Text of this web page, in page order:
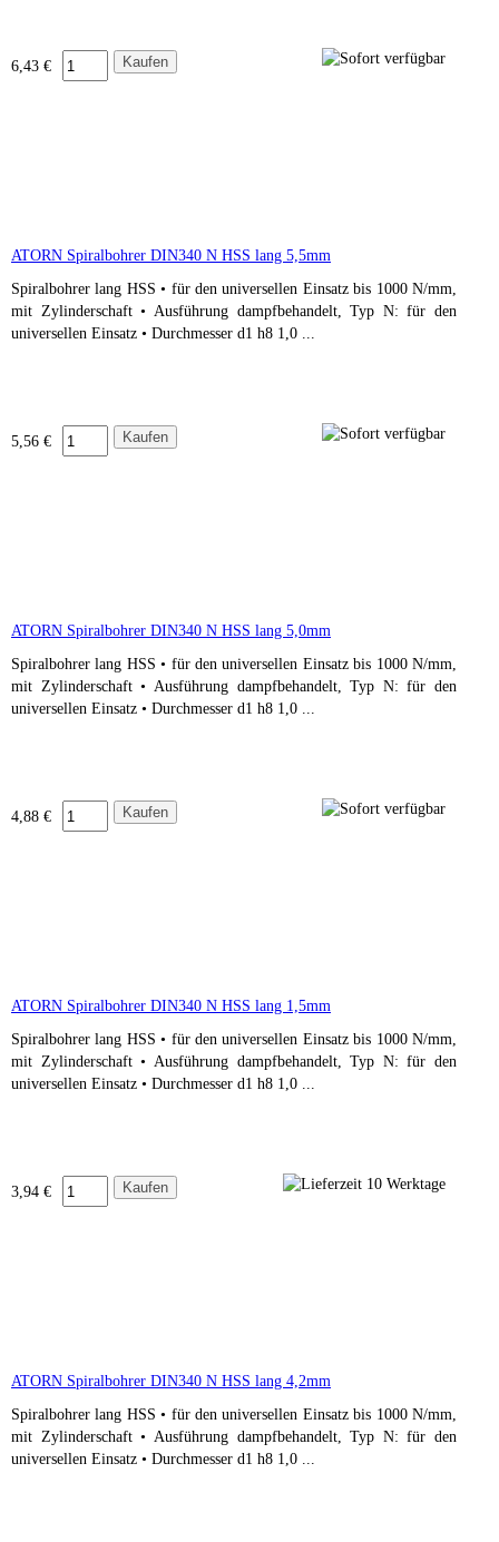
6,43 €
ATORN Spiralbohrer DIN340 N HSS lang 5,5mm
Spiralbohrer lang HSS • für den universellen Einsatz bis 1000 N/mm,
mit Zylinderschaft • Ausführung dampfbehandelt, Typ N: für den
universellen Einsatz • Durchmesser d1 h8 1,0 ...
5,56 €
ATORN Spiralbohrer DIN340 N HSS lang 5,0mm
Spiralbohrer lang HSS • für den universellen Einsatz bis 1000 N/mm,
mit Zylinderschaft • Ausführung dampfbehandelt, Typ N: für den
universellen Einsatz • Durchmesser d1 h8 1,0 ...
4,88 €
ATORN Spiralbohrer DIN340 N HSS lang 1,5mm
Spiralbohrer lang HSS • für den universellen Einsatz bis 1000 N/mm,
mit Zylinderschaft • Ausführung dampfbehandelt, Typ N: für den
universellen Einsatz • Durchmesser d1 h8 1,0 ...
3,94 €
ATORN Spiralbohrer DIN340 N HSS lang 4,2mm
Spiralbohrer lang HSS • für den universellen Einsatz bis 1000 N/mm,
mit Zylinderschaft • Ausführung dampfbehandelt, Typ N: für den
universellen Einsatz • Durchmesser d1 h8 1,0 ...